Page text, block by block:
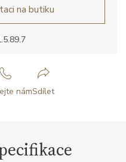
na butiku
námSdílet